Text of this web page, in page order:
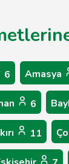
6 Amasya
6
11